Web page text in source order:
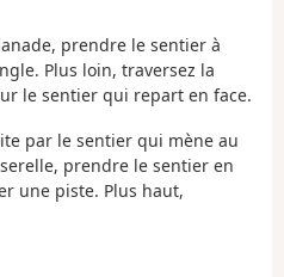
prendre le sentier à
Plus loin, traversez la
le sentier qui repart en face.
par le sentier qui mène au
prendre le sentier en
une piste. Plus haut,